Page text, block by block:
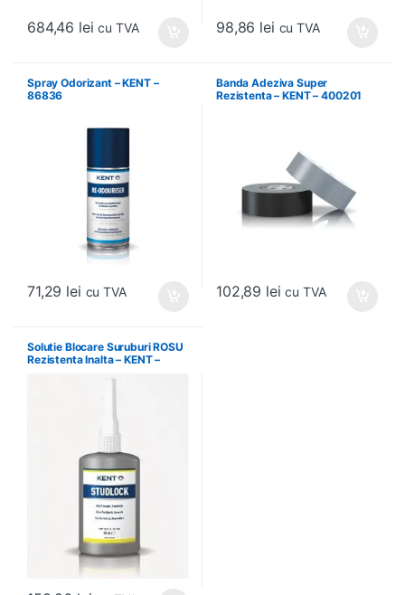
684,46 lei cu TVA 98,86 lei cu TVA
Spray Odorizant – KENT –
86836
71,29 lei cu TVA
Banda Adeziva Super
Rezistenta – KENT – 400201
102,89 lei cu TVA
Solutie Blocare Suruburi ROSU
Rezistenta Inalta – KENT –